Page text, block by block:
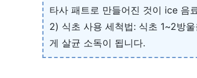
타사 패트로 만들어진 것이 ice 음
2) 식초 사용 세척법: 식초 1~2방
게 살균 소독이 됩니다.